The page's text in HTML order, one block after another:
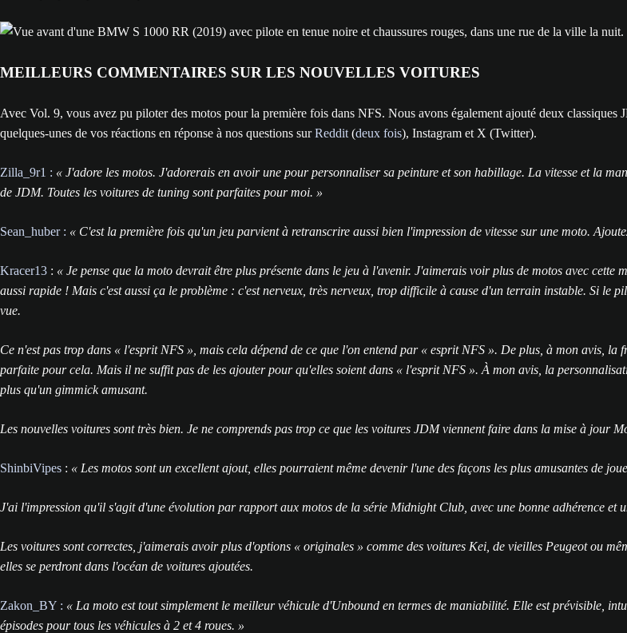
MEILLEURS COMMENTAIRES SUR LES NOUVELLES VOITURES
Avec Vol. 9, vous avez pu piloter des motos pour la première fois dans NFS. Nous avons également ajouté deux
quelques-unes de vos réactions en réponse à nos questions surReddit (deux fois), Instagram et X (Twitter).
Zilla_9r1 : « J'adore les motos. J'adorerais en avoir une pour personnaliser sa peinture et son habillage. La vitesse et la
de JDM. Toutes les voitures de tuning sont parfaites pour moi. »
Sean_huber : « C'est la première fois qu'un jeu parvient à retranscrire aussi bien l'impression de vitesse sur une moto.
Kracer13 : « Je pense que la moto devrait être plus présente dans le jeu à l'avenir. J'aimerais voir plus de motos avec
aussi rapide ! Mais c'est aussi ça le problème : c'est nerveux, très nerveux, trop difficile à cause d'un terrain instable. Si le
vue.
Ce n'est pas trop dans « l'esprit NFS », mais cela dépend de ce que l'on entend par « esprit NFS ». De plus, à mon avis,
parfaite pour cela. Mais il ne suffit pas de les ajouter pour qu'elles soient dans « l'esprit NFS ». À mon avis, la
plus qu'un gimmick amusant.
Les nouvelles voitures sont très bien. Je ne comprends pas trop ce que les voitures JDM viennent faire dans la mise à jour
ShinbiVipes : « Les motos sont un excellent ajout, elles pourraient même devenir l'une des façons les plus amusantes de
J'ai l'impression qu'il s'agit d'une évolution par rapport aux motos de la série Midnight Club, avec une bonne adhérence et
Les voitures sont correctes, j'aimerais avoir plus d'options « originales » comme des voitures Kei, de vieilles Peugeot ou
elles se perdront dans l'océan de voitures ajoutées.
Zakon_BY : « La moto est tout simplement le meilleur véhicule d'Unbound en termes de maniabilité. Elle est prévisible,
épisodes pour tous les véhicules à 2 et 4 roues. »